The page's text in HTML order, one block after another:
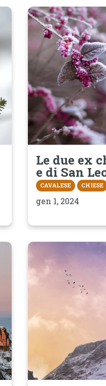
Le due ex
e di San
CAVALESE CHIESE
gen 1, 2024